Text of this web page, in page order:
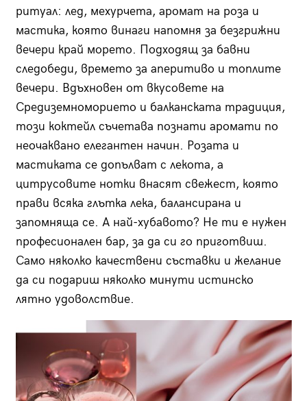
ритуал: лед, мехурчета, аромат на роза и
мастика, която винаги напомня за безгрижни
вечери край морето. Подходящ за бавни
следобеди, времето за аперитиво и топлите
вечери. Вдъхновен от вкусовете на
Средиземноморието и балканската традиция,
този коктейл съчетава познати аромати по
неочаквано елегантен начин. Розата и
мастиката се допълват с лекота, а
цитрусовите нотки внасят свежест, която
прави всяка глътка лека, балансирана и
запомняща се. А най-хубавото? Не ти е нужен
професионален бар, за да си го приготвиш.
Само няколко качествени съставки и желание
да си подариш няколко минути истинско
лятно удоволствие.